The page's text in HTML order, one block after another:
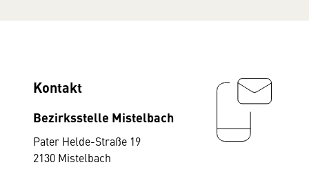
Kontakt
Bezirksstelle Mistelbach
Pater Helde-Straße 19
2130 Mistelbach